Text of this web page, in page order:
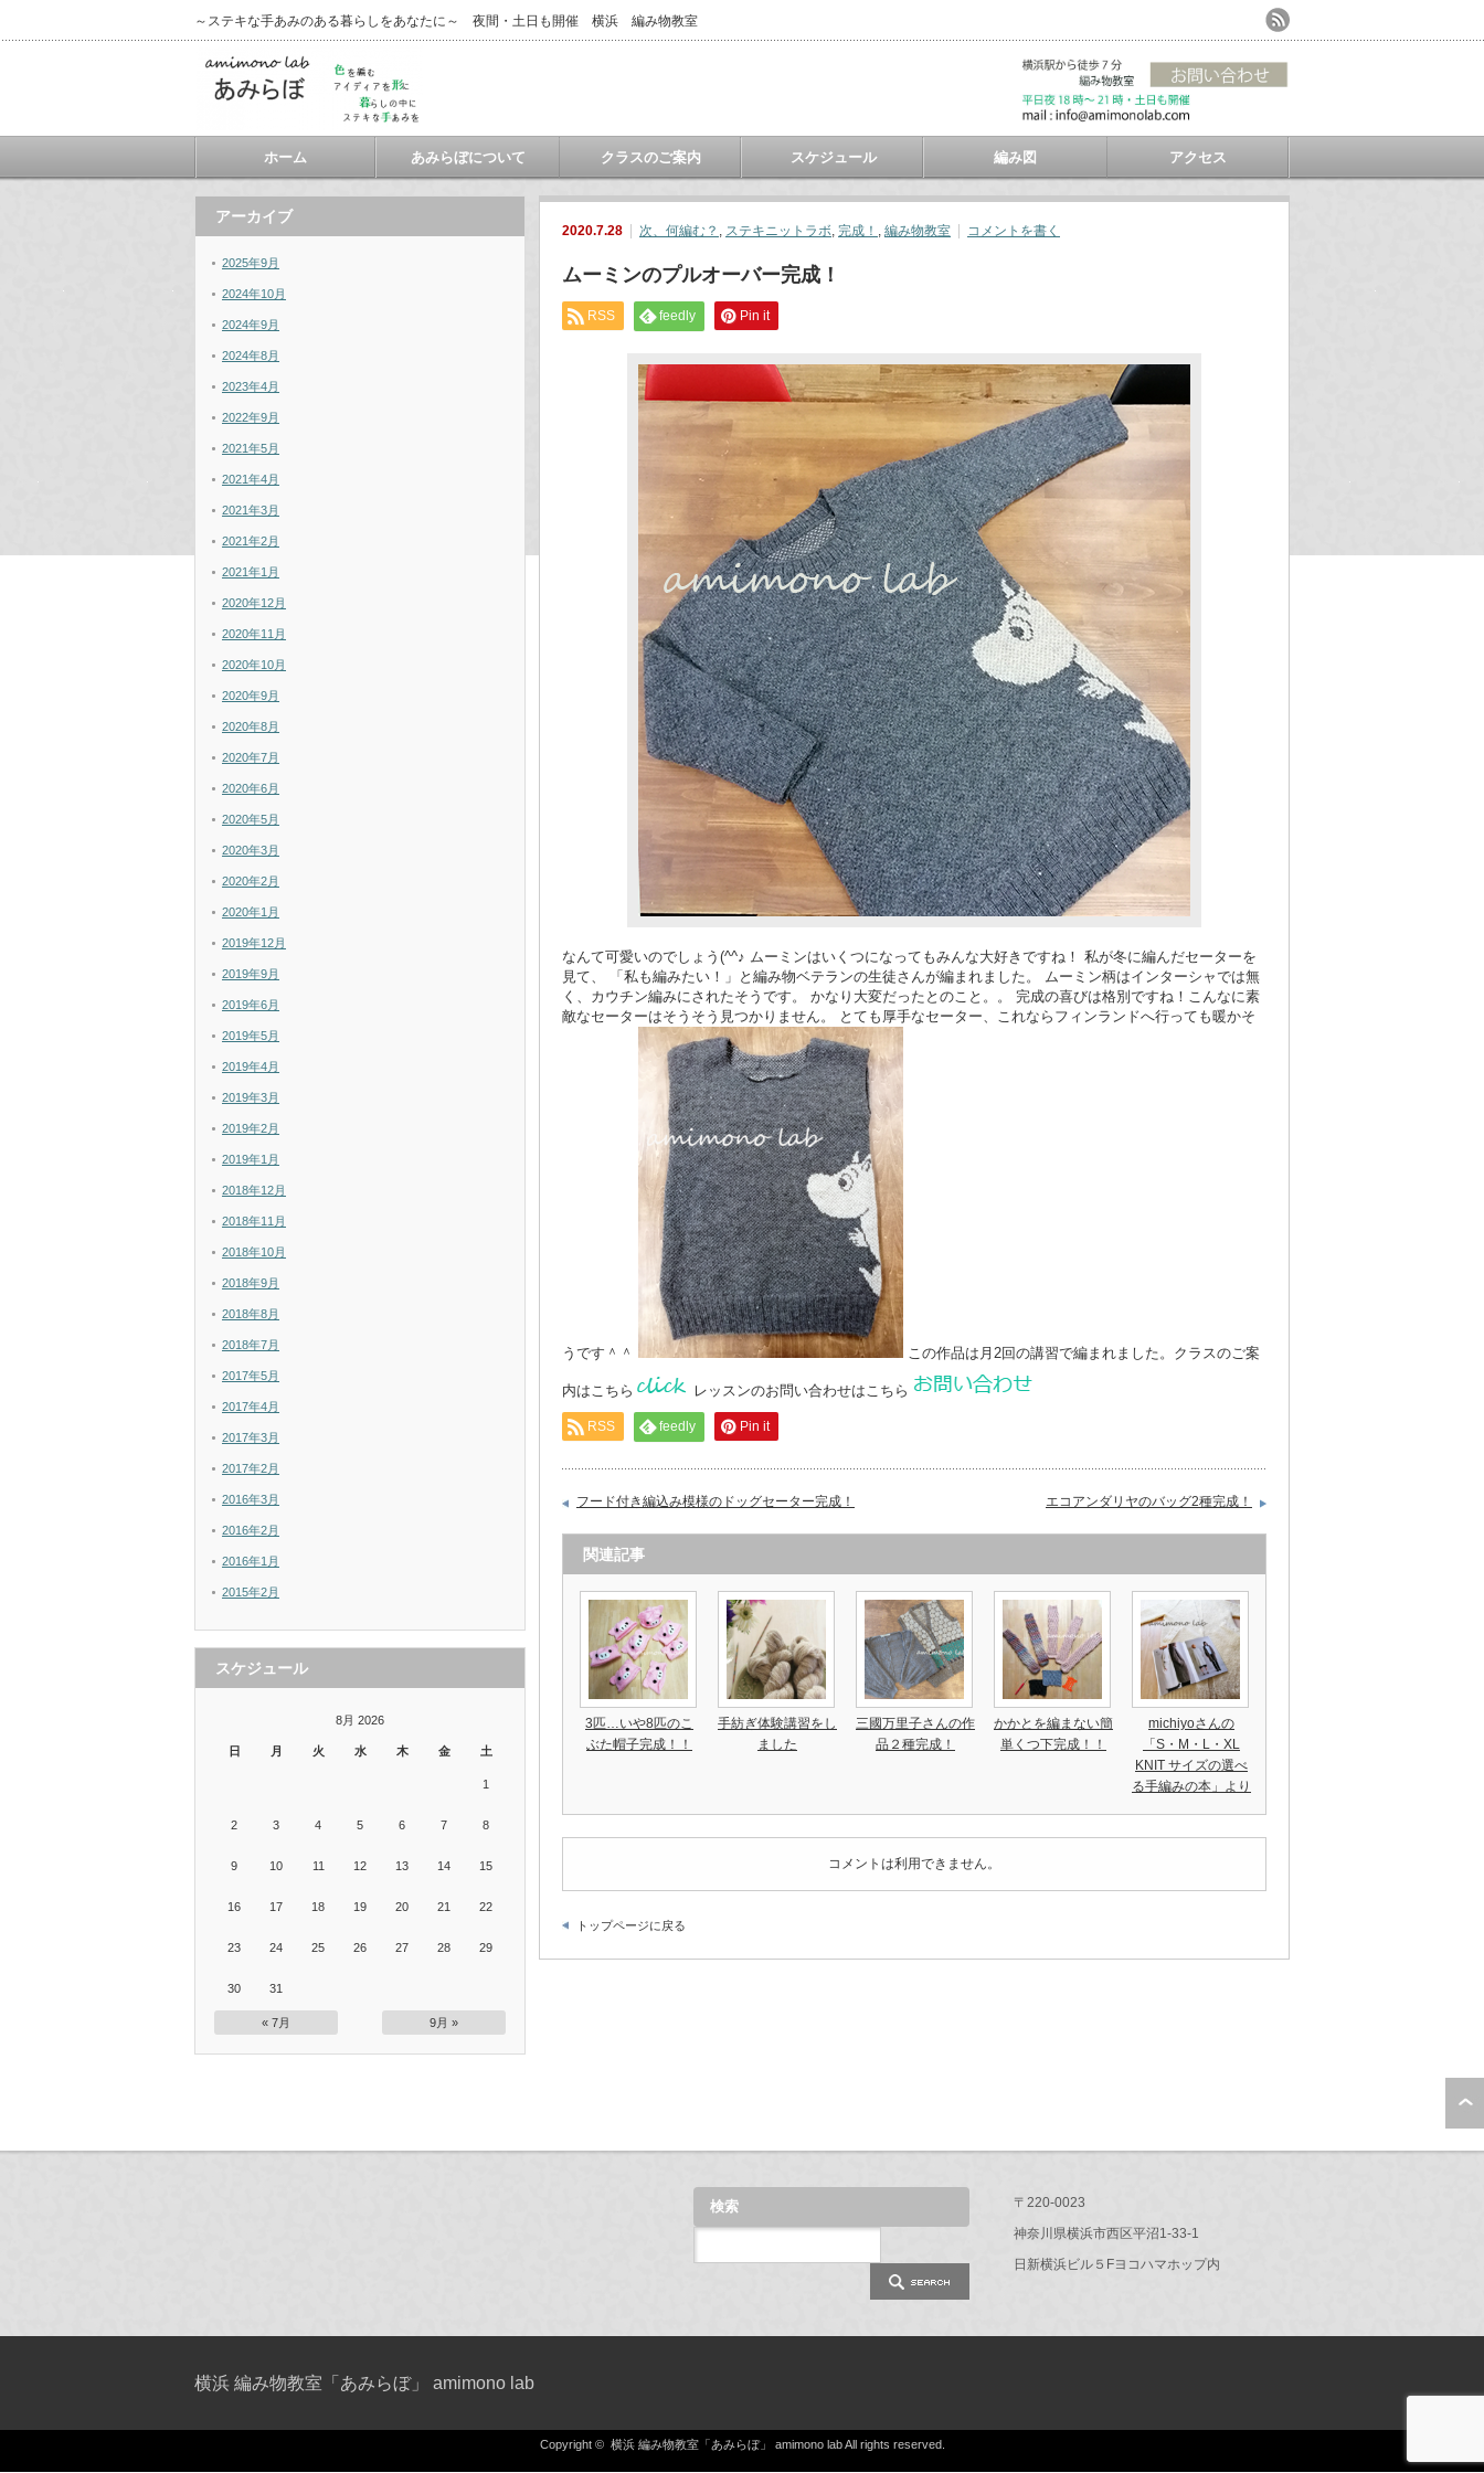
～ステキな手あみのある暮らしをあなたに～ 夜間・土日も開催 横浜 編み物教室
ホーム あみらぼについて クラスのご案内 スケジュール 編み図 アクセス
2020.7.28 次、何編む？ , ステキニットラボ, 完成！ , 編み物教室 コメントを書く
ムーミンのプルオーバー完成！
RSS feedly Pin it
なんて可愛いのでしょう(^^♪ ムーミンはいくつになってもみんな大好きですね！ 私が冬に編んだセーターを
見て、 「私も編みたい！」と編み物ベテランの生徒さんが編まれました。 ムーミン柄はインターシャでは無
く、カウチン編みにされたそうです。 かなり大変だったとのこと。。 完成の喜びは格別ですね！こんなに素
敵なセーターはそうそう見つかりません。 とても厚手なセーター、これならフィンランドへ行っても暖かそ
うです＾＾ この作品は月2回の講習で編まれました。クラスのご案
内はこちら レッスンのお問い合わせはこちら
RSS feedly Pin it
フード付き編込み模様のドッグセーター完成！ エコアンダリヤのバッグ2種完成！
関連記事
3匹…いや8匹のこ
ぶた帽子完成！！
手紡ぎ体験講習をし
ました
三國万里子さんの作
品２種完成！
かかとを編まない簡
単くつ下完成！！
michiyoさんの
「S・M・L・XL
KNIT サイズの選べ
る手編みの本」より
コメントは利用できません。
トップページに戻る
アーカイブ
2025年9月
2024年10月
2024年9月
2024年8月
2023年4月
2022年9月
2021年5月
2021年4月
2021年3月
2021年2月
2021年1月
2020年12月
2020年11月
2020年10月
2020年9月
2020年8月
2020年7月
2020年6月
2020年5月
2020年3月
2020年2月
2020年1月
2019年12月
2019年9月
2019年6月
2019年5月
2019年4月
2019年3月
2019年2月
2019年1月
2018年12月
2018年11月
2018年10月
2018年9月
2018年8月
2018年7月
2017年5月
2017年4月
2017年3月
2017年2月
2016年3月
2016年2月
2016年1月
2015年2月
スケジュール
8月 2026
日 月 火 水 木 金 土
1
2 3 4 5 6 7 8
9 10 11 12 13 14 15
16 17 18 19 20 21 22
23 24 25 26 27 28 29
30 31
« 7月 9月 »
検索
〒220-0023
神奈川県横浜市西区平沼1-33-1
日新横浜ビル５Fヨコハマホップ内
横浜 編み物教室「あみらぼ」 amimono lab
Copyright © 横浜 編み物教室「あみらぼ」 amimono labAll rights reserved.